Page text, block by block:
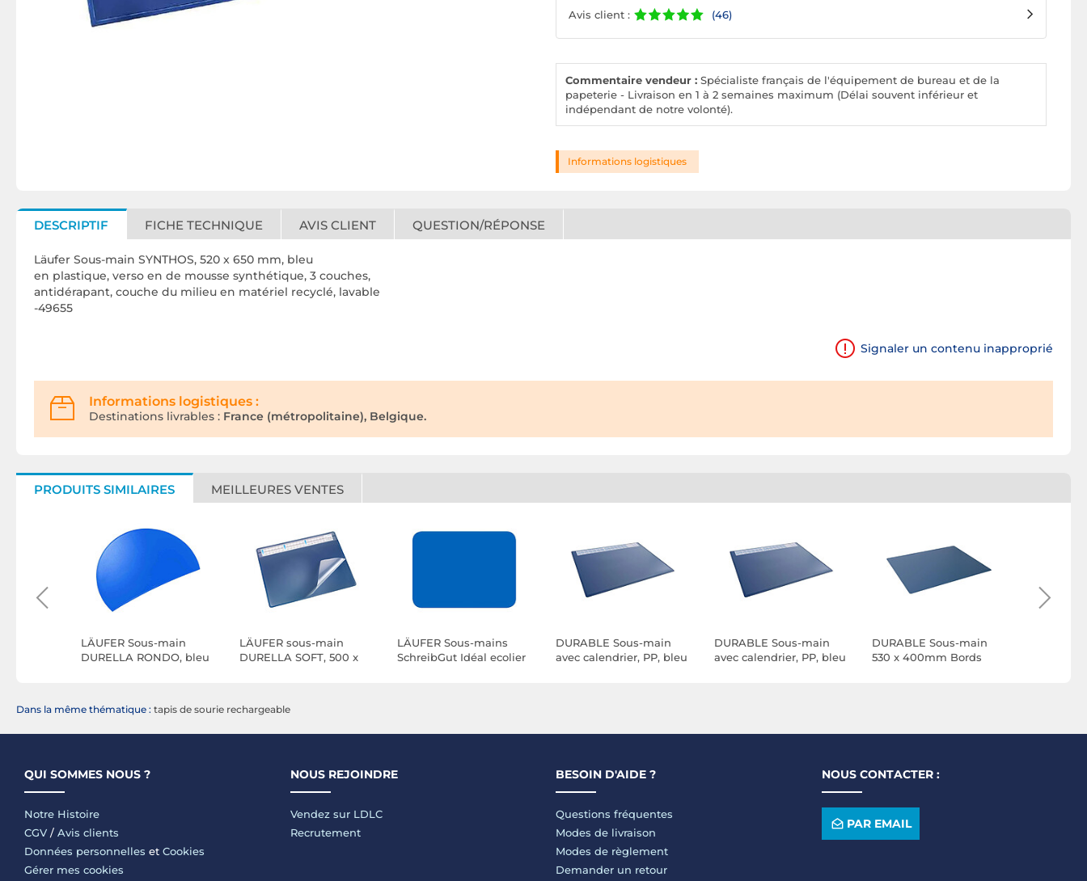
Avis client : (46)
Commentaire vendeur : Spécialiste français de l'équipement de bureau et de la
papeterie - Livraison en 1 à 2 semaines maximum (Délai souvent inférieur et
indépendant de notre volonté).
Informations logistiques
DESCRIPTIF FICHE TECHNIQUE AVIS CLIENT QUESTION/RÉPONSE
Läufer Sous-main SYNTHOS, 520 x 650 mm, bleu
en plastique, verso en de mousse synthétique, 3 couches,
antidérapant, couche du milieu en matériel recyclé, lavable
-49655
Signaler un contenu inapproprié
Informations logistiques :
Destinations livrables : France (métropolitaine), Belgique.
PRODUITS SIMILAIRES MEILLEURES VENTES
LÄUFER Sous-main
DURELLA RONDO, bleu
LÄUFER sous-main
DURELLA SOFT, 500 x
LÄUFER Sous-mains
SchreibGut Idéal ecolier
DURABLE Sous-main
avec calendrier, PP, bleu
DURABLE Sous-main
avec calendrier, PP, bleu
DURABLE Sous-main
530 x 400mm Bords
Dans la même thématique : tapis de sourie rechargeable
QUI SOMMES NOUS ?
Notre Histoire
CGV / Avis clients
Données personnelles et Cookies
Gérer mes cookies
NOUS REJOINDRE
Vendez sur LDLC
Recrutement
BESOIN D'AIDE ?
Questions fréquentes
Modes de livraison
Modes de règlement
Demander un retour
NOUS CONTACTER :
PAR EMAIL